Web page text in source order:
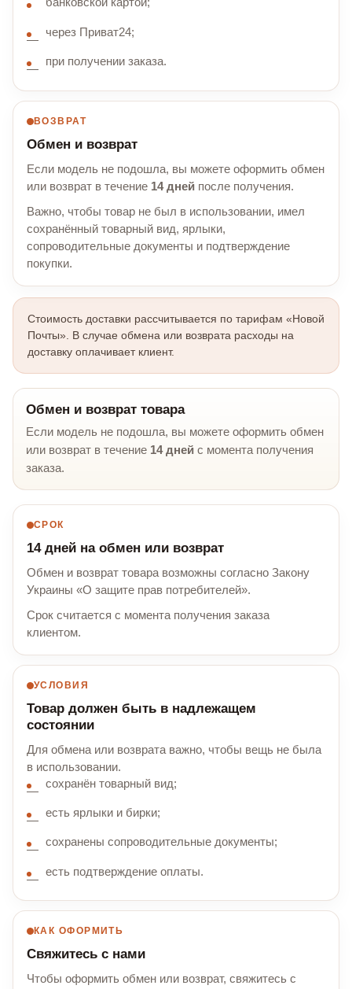
банковской картой;
через Приват24;
при получении заказа.
ВОЗВРАТ
Обмен и возврат
Если модель не подошла, вы можете оформить обмен
или возврат в течение 14 дней после получения.
Важно, чтобы товар не был в использовании, имел
сохранённый товарный вид, ярлыки,
сопроводительные документы и подтверждение
покупки.
Стоимость доставки рассчитывается по тарифам «Новой
Почты». В случае обмена или возврата расходы на
доставку оплачивает клиент.
Обмен и возврат товара
Если модель не подошла, вы можете оформить обмен
или возврат в течение 14 дней с момента получения
заказа.
СРОК
14 дней на обмен или возврат
Обмен и возврат товара возможны согласно Закону
Украины «О защите прав потребителей».
Срок считается с момента получения заказа
клиентом.
УСЛОВИЯ
Товар должен быть в надлежащем
состоянии
Для обмена или возврата важно, чтобы вещь не была
в использовании.
сохранён товарный вид;
есть ярлыки и бирки;
сохранены сопроводительные документы;
есть подтверждение оплаты.
КАК ОФОРМИТЬ
Свяжитесь с нами
Чтобы оформить обмен или возврат, свяжитесь с